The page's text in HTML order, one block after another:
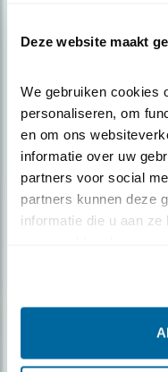
Deze website maakt
We gebruiken cookies
personaliseren, om
en om ons
informatie over uw
partners voor social
partners kunnen deze
informatie die u aan